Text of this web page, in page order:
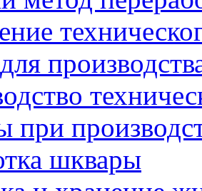
при
шквары